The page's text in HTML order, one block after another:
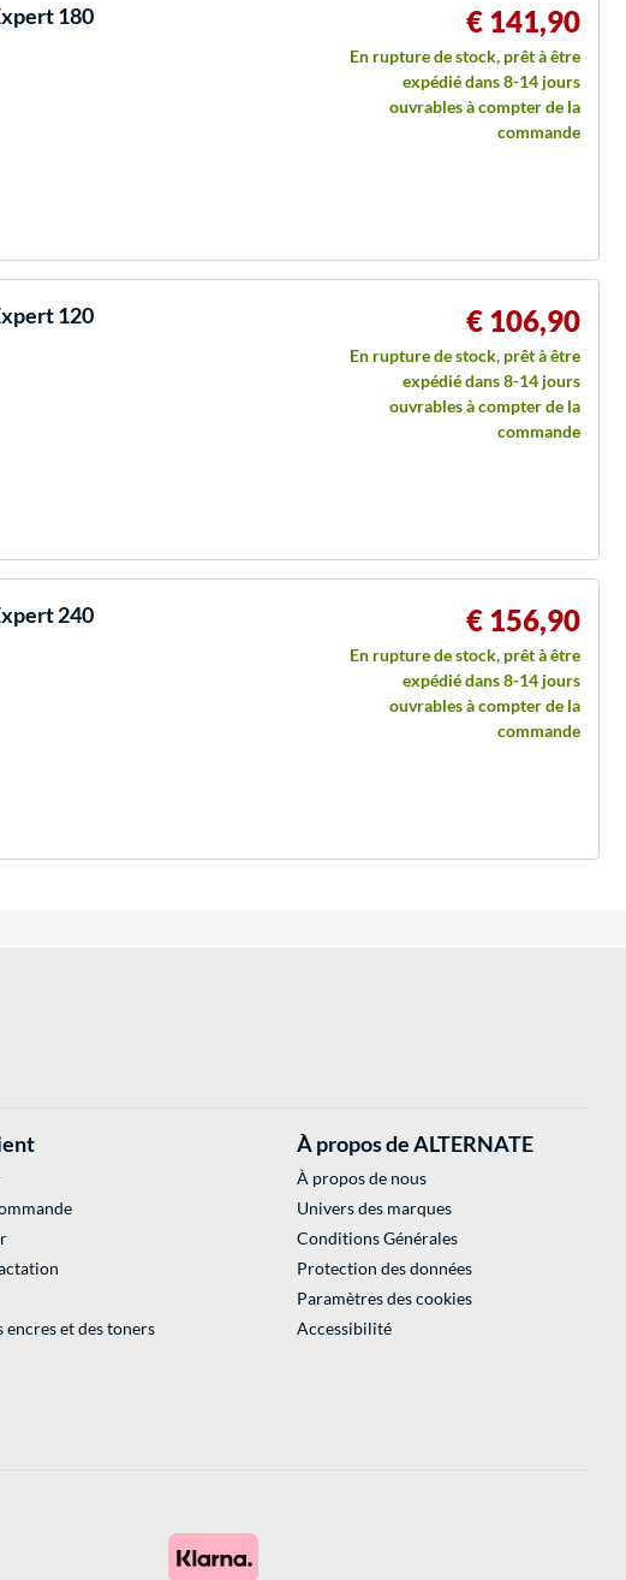
180 € 141,90
En rupture de stock, prêt à être
expédié dans 8-14 jours
ouvrables à compter de la
commande
120 € 106,90
En rupture de stock, prêt à être
expédié dans 8-14 jours
ouvrables à compter de la
commande
240 € 156,90
En rupture de stock, prêt à être
expédié dans 8-14 jours
ouvrables à compter de la
commande
encres et des toners
À propos de ALTERNATE
À propos de nous
Univers des marques
Conditions Générales
Protection des données
Paramètres des cookies
Accessibilité